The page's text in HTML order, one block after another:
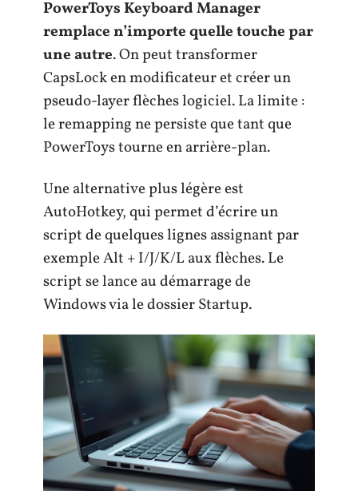
PowerToys Keyboard Manager
remplace n’importe quelle touche par
une autre. On peut transformer
CapsLock en modificateur et créer un
pseudo-layer flèches logiciel. La limite :
le remapping ne persiste que tant que
PowerToys tourne en arrière-plan.
Une alternative plus légère est
AutoHotkey, qui permet d’écrire un
script de quelques lignes assignant par
exemple Alt + I/J/K/L aux flèches. Le
script se lance au démarrage de
Windows via le dossier Startup.